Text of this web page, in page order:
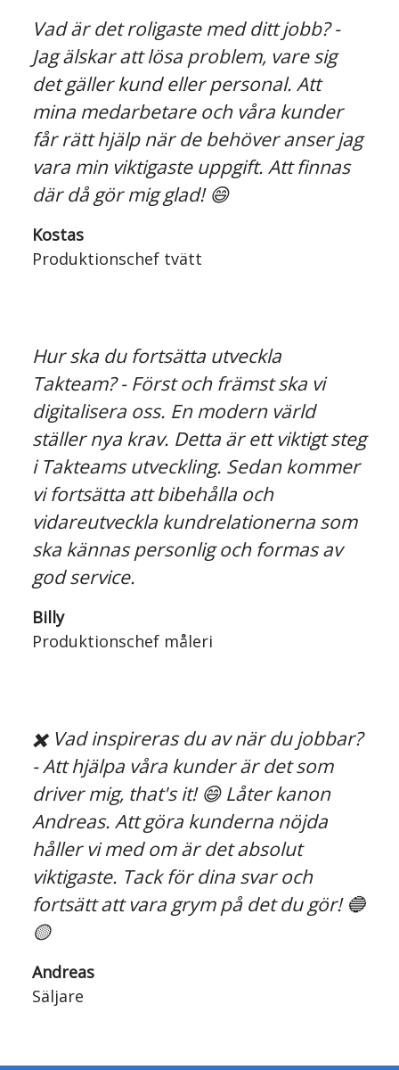
Vad är det roligaste med ditt jobb? -
Jag älskar att lösa problem, vare sig
det gäller kund eller personal. Att
mina medarbetare och våra kunder
får rätt hjälp när de behöver anser jag
vara min viktigaste uppgift. Att finnas
där då gör mig glad! 😄
Kostas
Produktionschef tvätt
Hur ska du fortsätta utveckla
Takteam? - Först och främst ska vi
digitalisera oss. En modern värld
ställer nya krav. Detta är ett viktigt steg
i Takteams utveckling. Sedan kommer
vi fortsätta att bibehålla och
vidareutveckla kundrelationerna som
ska kännas personlig och formas av
god service.
Billy
Produktionschef måleri
✖️ Vad inspireras du av när du jobbar?
- Att hjälpa våra kunder är det som
driver mig, that's it! 😄 Låter kanon
Andreas. Att göra kunderna nöjda
håller vi med om är det absolut
viktigaste. Tack för dina svar och
fortsätt att vara grym på det du gör! 🔵
🟡
Andreas
Säljare